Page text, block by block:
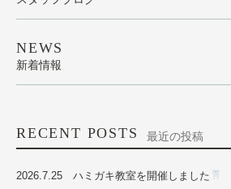
NEWS
新着情報
RECENT POSTS 最近の投稿
2026.7.25 ハミガキ教室を開催しました